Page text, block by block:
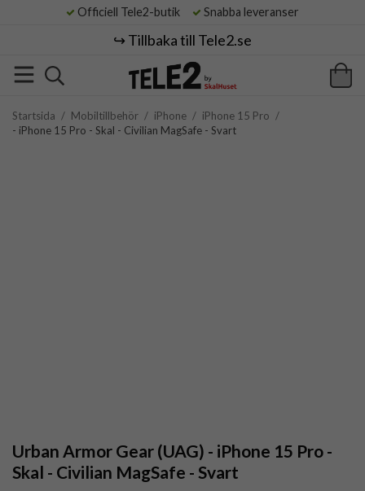
Officiell Tele2-butik Snabba leveranser
↪️ Tillbaka till Tele2.se
Startsida / Mobiltillbehör / iPhone / iPhone 15 Pro /
- iPhone 15 Pro - Skal - Civilian MagSafe - Svart
Urban Armor Gear (UAG) - iPhone 15 Pro -
Skal - Civilian MagSafe - Svart